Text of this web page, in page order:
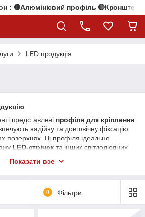
: 🔴Алюмінієвий профіль
LED продукція
представлені профіля для кріплення
надійну та довговічну фіксацію
поверхнях. Ці профіля ідеально
LED-стрічок та інших світлодіодних
алюмінієві сплави, стійкі до
теплоотводною здатністю.
Показати все
0 Фільтри